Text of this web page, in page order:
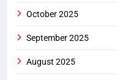
October 2025
September 2025
August 2025